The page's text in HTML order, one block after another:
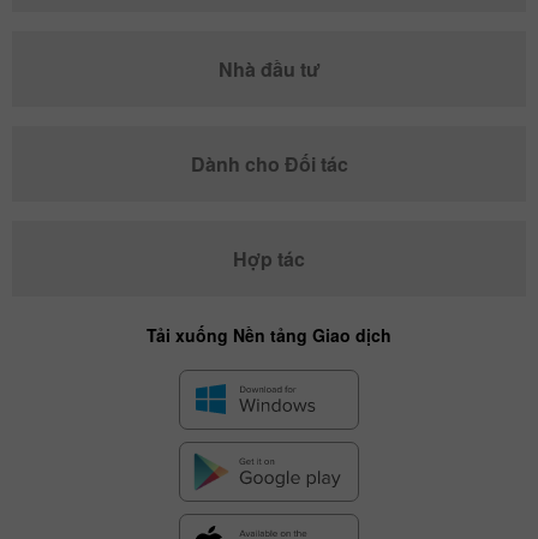
Nhà đầu tư
Dành cho Đối tác
Hợp tác
Tải xuống Nền tảng Giao dịch